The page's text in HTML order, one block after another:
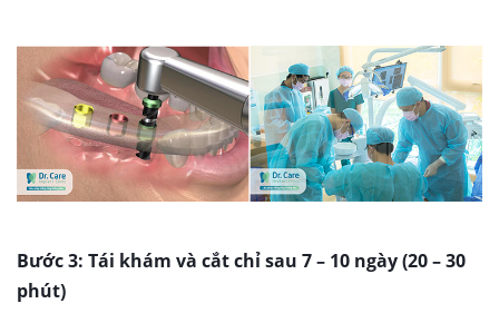
Bước 3: Tái khám và cắt chỉ sau 7 – 10 ngày (20 – 30
phút)